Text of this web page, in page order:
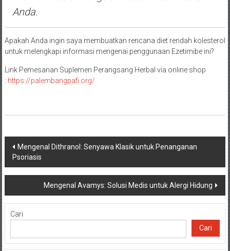
Anda.
Apakah Anda ingin saya membuatkan rencana diet rendah kolesterol
untuk melengkapi informasi mengenai penggunaan Ezetimibe ini?
Link Pemesanan Suplemen Perangsang Herbal via online shop
: https://palembangpafi.org/
Navigasi
pos
Mengenal Dithranol: Senyawa Klasik untuk Penanganan
Psoriasis
Mengenal Avamys: Solusi Medis untuk Alergi Hidung
Cari
Cari